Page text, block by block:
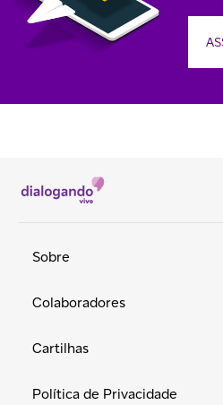
Sobre
Colaboradores
Cartilhas
Política de Privacidade